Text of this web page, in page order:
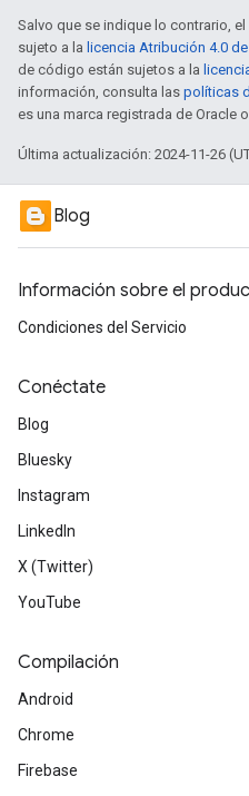
Salvo que se indique lo contrario,
sujeto a la licencia Atribución 4.0
de código están sujetos a la
información, consulta las políticas
es una marca registrada de Oracle
Última actualización: 2024-11-26
Blog
Información sobre el
Condiciones del Servicio
Conéctate
Blog
Bluesky
Instagram
LinkedIn
X (Twitter)
YouTube
Compilación
Android
Chrome
Firebase